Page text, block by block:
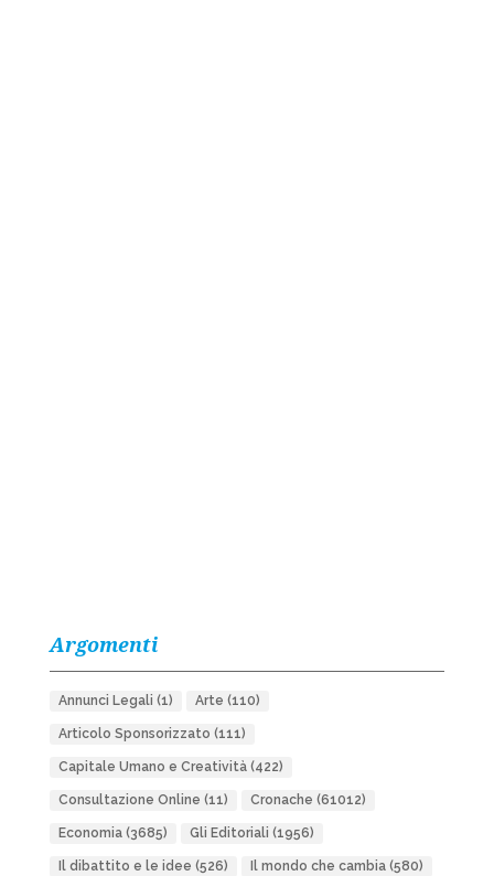
Argomenti
Annunci Legali (1) Arte (110)
Articolo Sponsorizzato (111)
Capitale Umano e Creatività(422)
Consultazione Online (11) Cronache (61012)
Economia(3685) Gli Editoriali (1956)
Il dibattito e le idee (526) Il mondo che cambia(580)